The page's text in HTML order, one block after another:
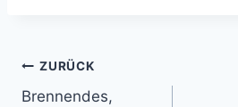
Beitragsnavigation
ZURÜCK
Brennendes,